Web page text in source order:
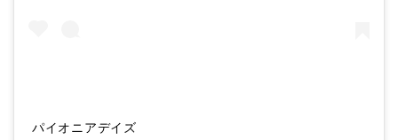
パイオニアデイズ